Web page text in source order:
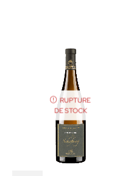
RUPTURE
DE STOCK